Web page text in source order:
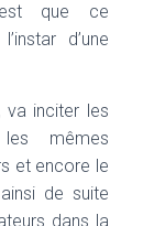
que ce
d’une
va inciter les
mêmes
et encore le
de suite
dans la